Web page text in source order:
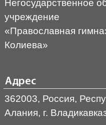
Негосударственное
учреждение
«Православная
Колиева»
Адрес
362003, Россия,
Алания, г.